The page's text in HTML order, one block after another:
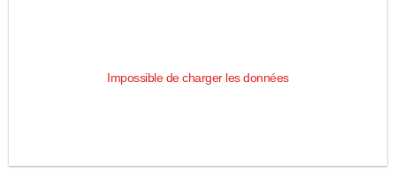
Impossible de charger les données